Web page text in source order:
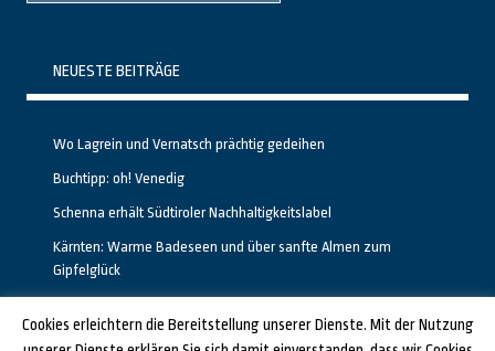
NEUESTE BEITRÄGE
Wo Lagrein und Vernatsch prächtig gedeihen
Buchtipp: oh! Venedig
Schenna erhält Südtiroler Nachhaltigkeitslabel
Kärnten: Warme Badeseen und über sanfte Almen zum
Gipfelglück
Cookies erleichtern die Bereitstellung unserer Dienste. Mit der Nutzung